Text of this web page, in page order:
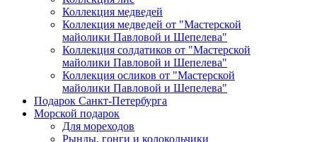
Коллекция медведей
Коллекция медведей от "Мастерской
майолики Павловой и Шепелева"
Коллекция солдатиков от "Мастерской
майолики Павловой и Шепелева"
Коллекция осликов от "Мастерской
майолики Павловой и Шепелева"
Подарок Санкт-Петербурга
Морской подарок
Для мореходов
Рынды, гонги и колокольчики